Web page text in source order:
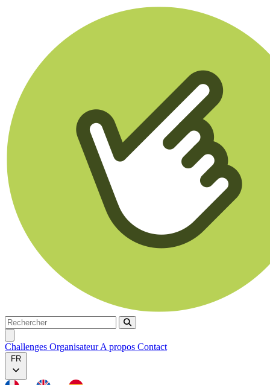
Rechercher
Rechercher
Challenges OrganisateurA propos Contact
FR